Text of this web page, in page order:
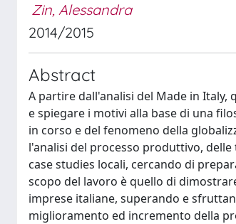
Zin, Alessandra
2014/2015
Abstract
A partire dall'analisi del Made in
e spiegare i motivi alla base di una
in corso e del fenomeno della
l'analisi del processo produttivo,
case studies locali, cercando di
scopo del lavoro è quello di
imprese italiane, superando e
miglioramento ed incremento della